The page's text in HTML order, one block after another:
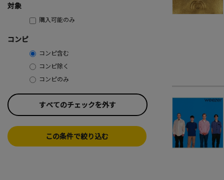
対象
購入可能のみ
コンピ
コンピ含む
コンピ除く
コンピのみ
すべてのチェックを外す
この条件で絞り込む